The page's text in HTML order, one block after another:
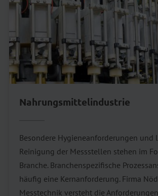
Nahrungsmittelindustrie
Besondere Hygieneanforderungen und
Reinigung der Messstellen stehen im
Branche. Branchenspezifische
häufig eine Kernanforderung. Firma
Messtechnik versteht die